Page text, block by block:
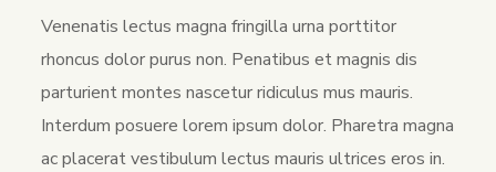
Venenatis lectus magna fringilla urna porttitor
rhoncus dolor purus non. Penatibus et magnis dis
parturient montes nascetur ridiculus mus mauris.
Interdum posuere lorem ipsum dolor. Pharetra magna
ac placerat vestibulum lectus mauris ultrices eros in.